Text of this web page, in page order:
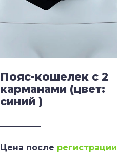
Пояс-кошелек с 2
карманами (цвет:
синий )
Цена после регистрации